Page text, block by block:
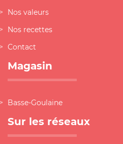
Nos valeurs
Nos recettes
Contact
Magasin
Basse-Goulaine
Sur les réseaux